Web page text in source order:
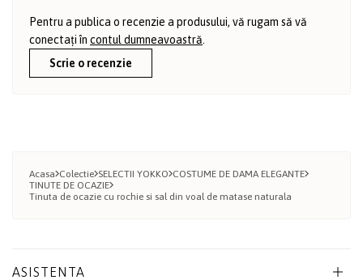
Pentru a publica o recenzie a produsului, vă rugam să vă
conectați în contul dumneavoastră.
Scrie o recenzie
Acasa Colectie SELECTII YOKKO COSTUME DE DAMA ELEGANTE
TINUTE DE OCAZIE
Tinuta de ocazie cu rochie si sal din voal de matase naturala
ASISTENTA